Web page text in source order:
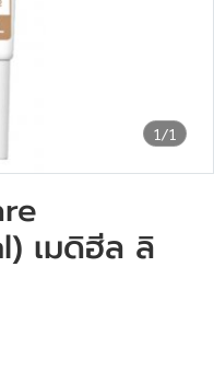
1/1
เมดิฮีล ลิ